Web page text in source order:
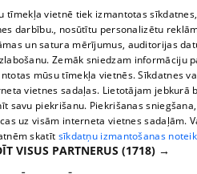
Reproduction, or distribution of
information contained in the
any form is strictly prohibited. Also
prohibited. Reproduction of any
website 1188 is strictly forbidden
1188 website.
tīmekļa vietnē tiek izmantotas
darbību., nosūtītu personalizētu
un satura mērījumus, auditorijas
Zemāk sniedzam informāciju
mūsu tīmekļa vietnēs. Sīkdatnes
vietnes sadaļas. Lietotājam jebkurā
savu piekrišanu. Piekrišanas
uz visām interneta vietnes sadaļām.
skatīt sīkdatņu izmantošanas
VISUS PARTNERUS (1718) →